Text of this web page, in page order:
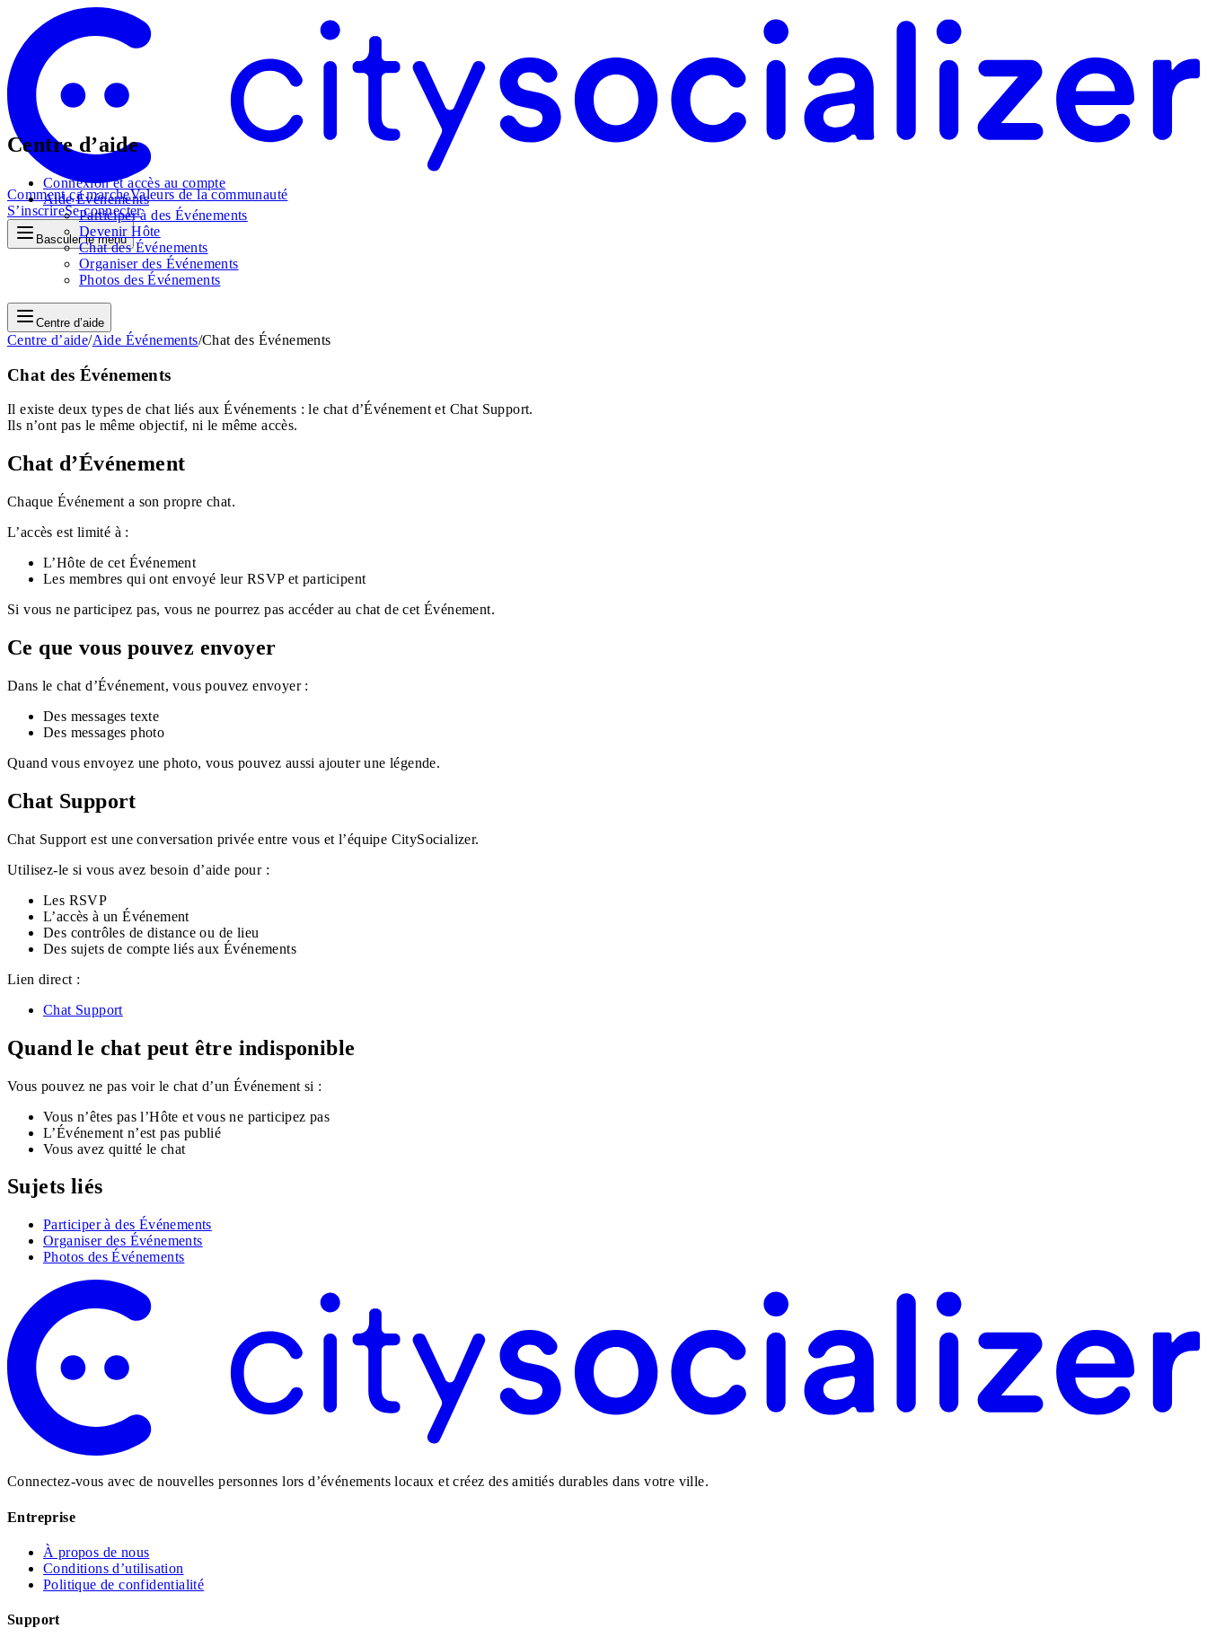
Comment ça marcheValeurs de la communauté
S’inscrireSe connecter
Basculer le menu
Centre d’aide
Connexion et accès au compte
Aide Événements
Participer à des Événements
Devenir Hôte
Chat des Événements
Organiser des Événements
Photos des Événements
Centre d’aide
Centre d’aide/Aide Événements/Chat des Événements
Chat des Événements
Il existe deux types de chat liés aux Événements : le chat d’Événement et Chat Support.
Ils n’ont pas le même objectif, ni le même accès.
Chat d’Événement
Chaque Événement a son propre chat.
L’accès est limité à :
L’Hôte de cet Événement
Les membres qui ont envoyé leur RSVP et participent
Si vous ne participez pas, vous ne pourrez pas accéder au chat de cet Événement.
Ce que vous pouvez envoyer
Dans le chat d’Événement, vous pouvez envoyer :
Des messages texte
Des messages photo
Quand vous envoyez une photo, vous pouvez aussi ajouter une légende.
Chat Support
Chat Support est une conversation privée entre vous et l’équipe CitySocializer.
Utilisez-le si vous avez besoin d’aide pour :
Les RSVP
L’accès à un Événement
Des contrôles de distance ou de lieu
Des sujets de compte liés aux Événements
Lien direct :
Chat Support
Quand le chat peut être indisponible
Vous pouvez ne pas voir le chat d’un Événement si :
Vous n’êtes pas l’Hôte et vous ne participez pas
L’Événement n’est pas publié
Vous avez quitté le chat
Sujets liés
Participer à des Événements
Organiser des Événements
Photos des Événements
Connectez-vous avec de nouvelles personnes lors d’événements locaux et créez des amitiés durables dans votre ville.
Entreprise
À propos de nous
Conditions d’utilisation
Politique de confidentialité
Support